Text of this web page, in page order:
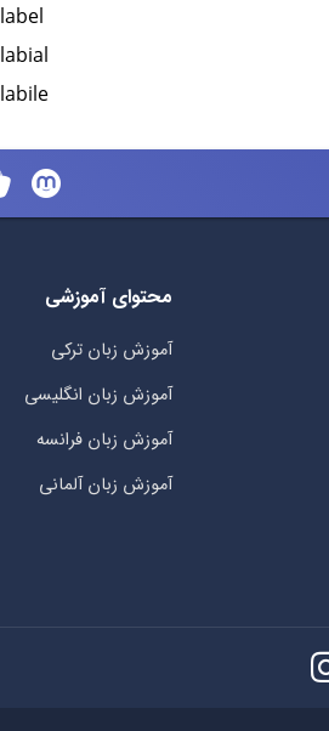
label
labial
labile
محتوای آموزشی
آموزش زبان ترکی
آموزش زبان انگلیسی
آموزش زبان فرانسه
آموزش زبان آلمانی